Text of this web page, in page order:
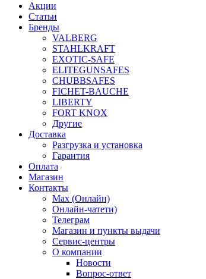
Акции
Статьи
Бренды
VALBERG
STAHLKRAFT
EXOTIC-SAFE
ELITEGUNSAFES
CHUBBSAFES
FICHET-BAUCHE
LIBERTY
FORT KNOX
Другие
Доставка
Разгрузка и установка
Гарантия
Оплата
Магазин
Контакты
Max (Онлайн)
Онлайн-чатети)
Телеграм
Магазин и пункты выдачи
Сервис-центры
О компании
Новости
Вопрос-ответ